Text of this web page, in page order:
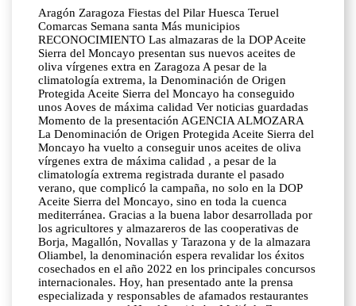
Aragón Zaragoza Fiestas del Pilar Huesca Teruel
Comarcas Semana santa Más municipios
RECONOCIMIENTO Las almazaras de la DOP Aceite
Sierra del Moncayo presentan sus nuevos aceites de
oliva vírgenes extra en Zaragoza A pesar de la
climatología extrema, la Denominación de Origen
Protegida Aceite Sierra del Moncayo ha conseguido
unos Aoves de máxima calidad Ver noticias guardadas
Momento de la presentación AGENCIA ALMOZARA
La Denominación de Origen Protegida Aceite Sierra del
Moncayo ha vuelto a conseguir unos aceites de oliva
vírgenes extra de máxima calidad , a pesar de la
climatología extrema registrada durante el pasado
verano, que complicó la campaña, no solo en la DOP
Aceite Sierra del Moncayo, sino en toda la cuenca
mediterránea. Gracias a la buena labor desarrollada por
los agricultores y almazareros de las cooperativas de
Borja, Magallón, Novallas y Tarazona y de la almazara
Oliambel, la denominación espera revalidar los éxitos
cosechados en el año 2022 en los principales concursos
internacionales. Hoy, han presentado ante la prensa
especializada y responsables de afamados restaurantes